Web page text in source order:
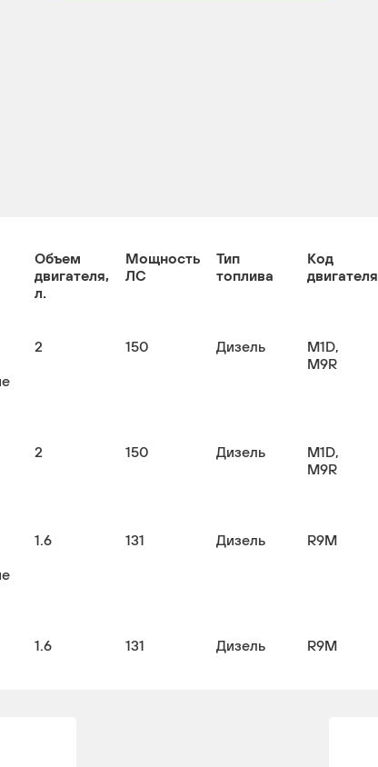
Объем
двигателя,
л.
Мощность
ЛС
Тип
топлива
Код
двигателя
2 150 Дизель
M1D,
M9R
2 150 Дизель
M1D,
M9R
1.6 131 Дизель R9M
1.6 131 Дизель R9M